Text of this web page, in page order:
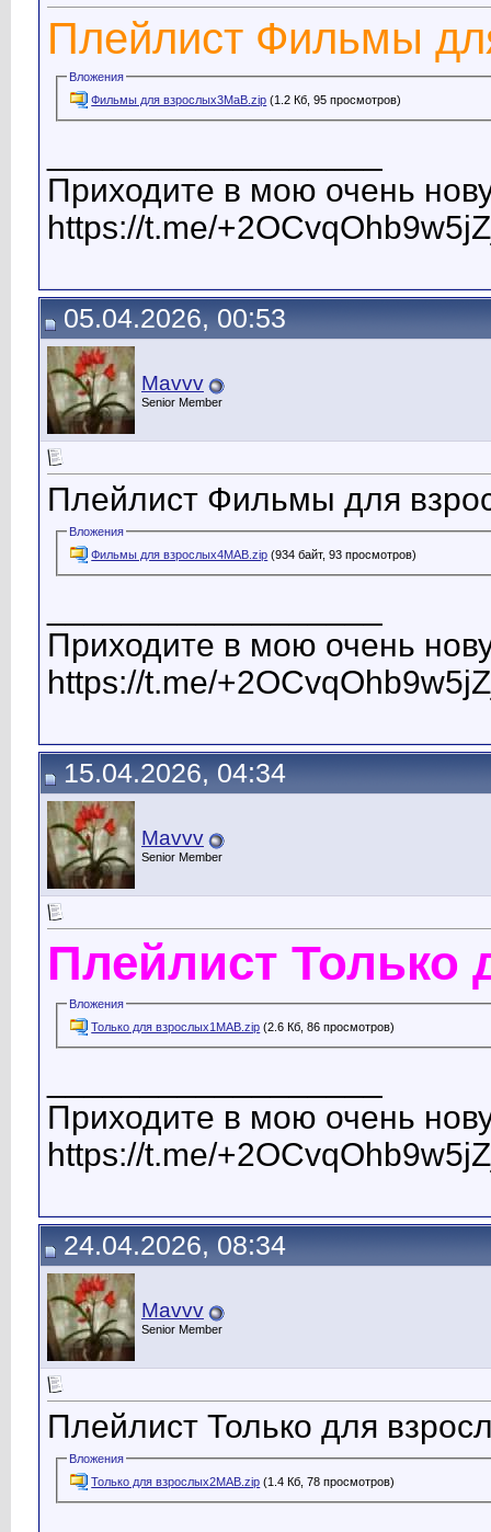
Плейлист Фильмы
Вложения
Фильмы для взрослых3МаВ.zip (1.2 Кб, 95 просмотров)
Приходите в мою очень
https://t.me/
05.04.2026, 00:53
Mavvv
Senior Member
Плейлист Фильмы для
Вложения
Фильмы для взрослых4МАВ.zip (934 байт, 93 просмотров)
Приходите в мою очень
https://t.me/
15.04.2026, 04:34
Mavvv
Senior Member
Плейлист
Вложения
Только для взрослых1МАВ.zip (2.6 Кб, 86 просмотров)
Приходите в мою очень
https://t.me/
24.04.2026, 08:34
Mavvv
Senior Member
Плейлист Только для
Вложения
Только для взрослых2МАВ.zip (1.4 Кб, 78 просмотров)